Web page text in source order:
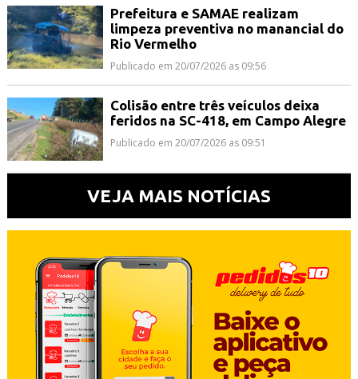
Prefeitura e SAMAE realizam
limpeza preventiva no manancial do
Rio Vermelho
Publicado em 20/07/2026 as 09:56
Colisão entre três veículos deixa
feridos na SC-418, em Campo Alegre
Publicado em 20/07/2026 as 09:51
VEJA MAIS NOTÍCIAS